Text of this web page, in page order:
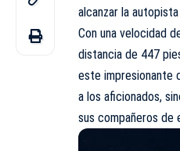
alcanzar la
Con una velocidad
distancia de 447
este impresionante
a los aficionados,
sus compañeros de